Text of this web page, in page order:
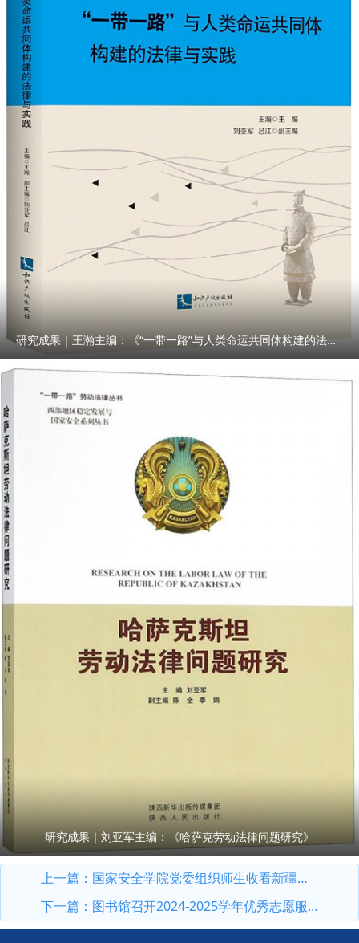
研究成果｜王瀚主编：《“一带一路”与人类命运共同体构建的法律与实践》
研究成果｜刘亚军主编：《哈萨克劳动法律问题研究》
上一篇： 国家安全学院党委组织师生收看新疆维吾尔自治区成立70周年庆祝大会
下一篇： 图书馆召开2024-2025学年优秀志愿服务者、社团干部表彰大会